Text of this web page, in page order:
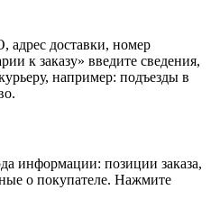
доставки, номер
к заказу» введите сведения,
например: подъезды в
информации: позиции заказа,
о покупателе. Нажмите